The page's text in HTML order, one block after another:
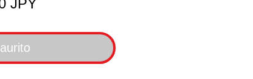
JPY